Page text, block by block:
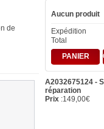
de
Aucun produit
Expédition
Total
PANIER
A2032675124 -
réparation
Prix :149,00€